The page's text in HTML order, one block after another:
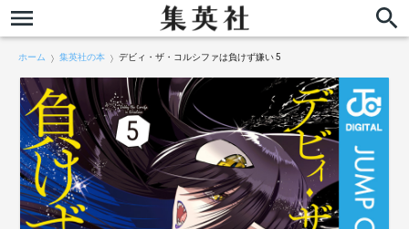
ホーム 集英社の本 デビィ・ザ・コルシファは負けず嫌い 5